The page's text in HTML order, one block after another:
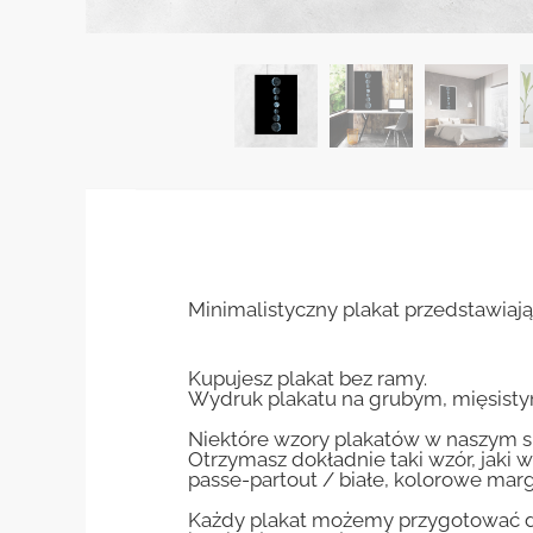
Minimalistyczny plakat
Kupujesz plakat bez ramy.
Wydruk plakatu na grubym,
Niektóre wzory plakatów w naszym
Otrzymasz dokładnie taki wzór, jaki
passe-partout / białe, kolorowe
Każdy plakat możemy przygotować